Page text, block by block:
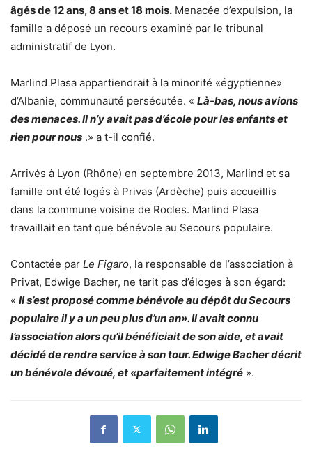
âgés de 12 ans, 8 ans et 18 mois. Menacée d’expulsion, la
famille a déposé un recours examiné par le tribunal
administratif de Lyon.
Marlind Plasa appartiendrait à la minorité «égyptienne»
d’Albanie, communauté persécutée. « Là-bas, nous avions
des menaces. Il n’y avait pas d’école pour les enfants et
rien pour nous .» a t-il confié.
Arrivés à Lyon (Rhône) en septembre 2013, Marlind et sa
famille ont été logés à Privas (Ardèche) puis accueillis
dans la commune voisine de Rocles. Marlind Plasa
travaillait en tant que bénévole au Secours populaire.
Contactée par Le Figaro, la responsable de l’association à
Privat, Edwige Bacher, ne tarit pas d’éloges à son égard:
« Il s’est proposé comme bénévole au dépôt du Secours
populaire il y a un peu plus d’un an». Il avait connu
l’association alors qu’il bénéficiait de son aide, et avait
décidé de rendre service à son tour. Edwige Bacher décrit
un bénévole dévoué, et «parfaitement intégré ».